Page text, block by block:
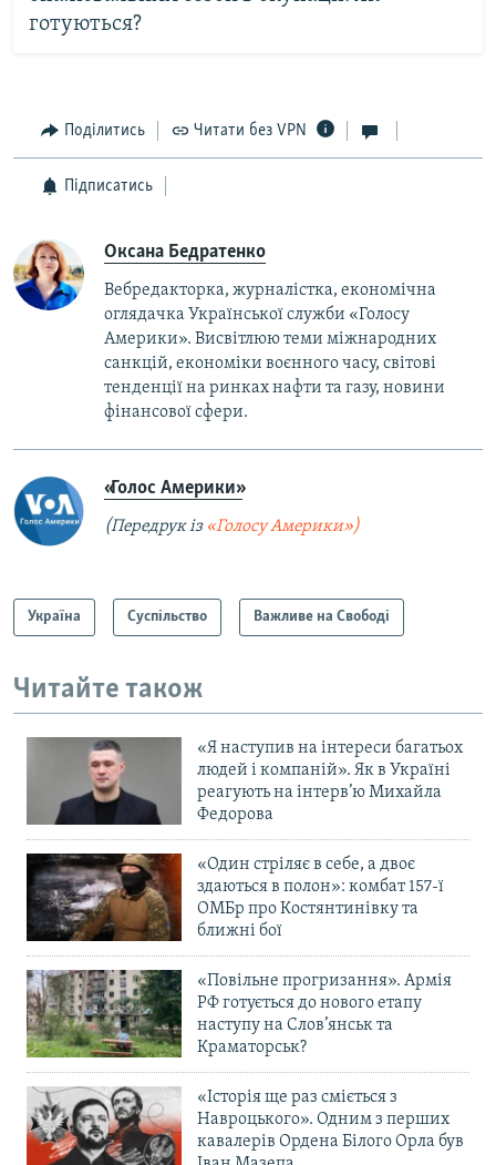
готуються?
Поділитись Читати без VPN
Підписатись
Оксана Бедратенко
Вебредакторка, журналістка, економічна
оглядачка Української служби «Голосу
Америки». Висвітлюю теми міжнародних
санкцій, економіки воєнного часу, світові
тенденції на ринках нафти та газу, новини
фінансової сфери.
«Голос Америки»
(Передрук із «Голосу Америки»)
Україна Суспільство Важливе на Свободі
Читайте також
«Я наступив на інтереси багатьох
людей і компаній». Як в Україні
реагують на інтерв’ю Михайла
Федорова
«Один стріляє в себе, а двоє
здаються в полон»: комбат 157-ї
ОМБр про Костянтинівку та
ближні бої
«Повільне прогризання». Армія
РФ готується до нового етапу
наступу на Слов’янськ та
Краматорськ?
«Історія ще раз сміється з
Навроцького». Одним з перших
кавалерів Ордена Білого Орла був